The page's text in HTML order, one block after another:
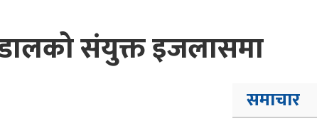
संयुक्त इजलासमा
समाचार